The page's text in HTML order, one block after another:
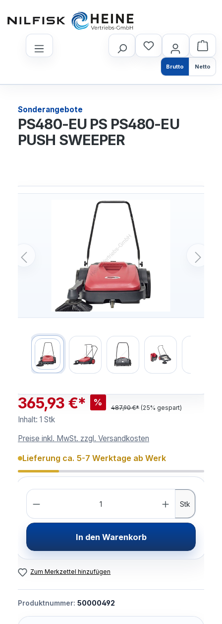
Brutto Netto
Sonderangebote
PS480-EU PS PS480-EU
PUSH SWEEPER
365,93 €* %
487,90 €* (25% gespart)
Inhalt: 1 Stk
Preise inkl. MwSt. zzgl. Versandkosten
Lieferung ca. 5-7 Werktage ab Werk
Anzahl
Stk
In den Warenkorb
Zum Merkzettel hinzufügen
Produktnummer: 50000492